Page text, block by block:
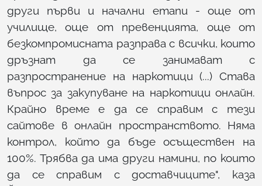
други първи и начални етапи - още от
училище, още от превенцията, още от
безкомпромисната разправа с всички, които
дръзнат да се занимават с
разпространение на наркотици (...) Става
въпрос за закупуване на наркотици онлайн.
Крайно време е да се справим с тези
сайтове в онлайн пространството. Няма
контрол, който да бъде осъществен на
100%. Трябва да има други намини, по които
да се справим с доставчиците", каза